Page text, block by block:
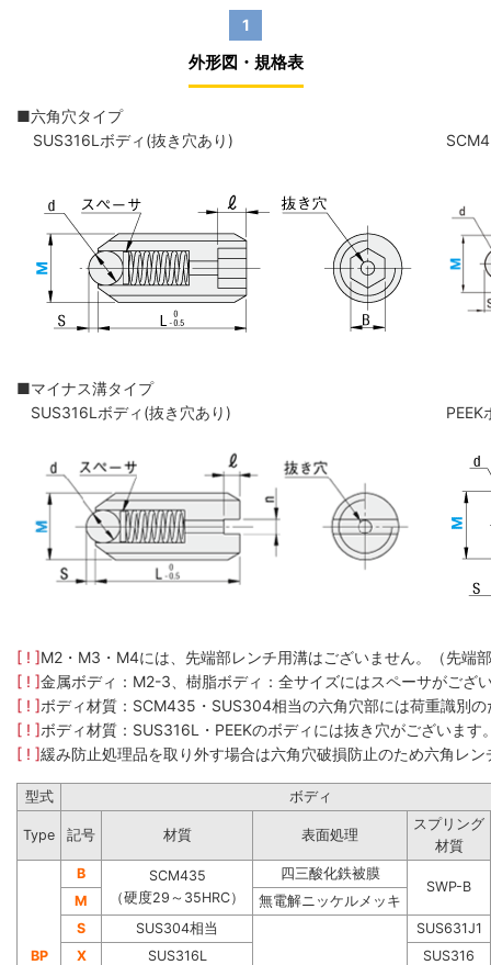
1
外形図・規格表
■六角穴タイプ
SUS316Lボディ(抜き穴あり)
■マイナス溝タイプ
SUS316Lボディ(抜き穴あり)
PEEK
[ ! ]M2・M3・M4には、先端部レンチ用溝はございません。（先端
[ ! ]金属ボディ：M2-3、樹脂ボディ：全サイズにはスペーサがござ
[ ! ]ボディ材質：SCM435​・SUS304​相当の六角穴部には荷重識別
[ ! ]ボディ材質：SUS316L・PEEKのボディには抜き穴がございます
[ ! ]緩み防止処理品を取り外す場合は六角穴破損防止のため六角レ
型式 ボディ
Type 記号 材質 表面処理
スプリング
材質
BP
B
SCM435
（硬度29～35HRC）
四三酸化鉄被膜
SWP-B
M
無電解ニッケルメッキ
S
SUS304相当
SUS631J1
X
SUS316L
SUS316